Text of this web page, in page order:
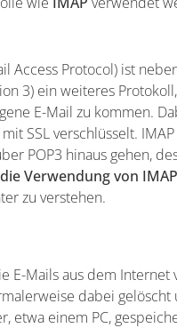
Access Protocol) ist
3) ein weiteres
E-Mail zu kommen.
SSL verschlüsselt.
POP3 hinaus gehen,
Verwendung von IMAP
zu verstehen.
E-Mails aus dem Internet
dabei gelöscht
etwa einem PC,